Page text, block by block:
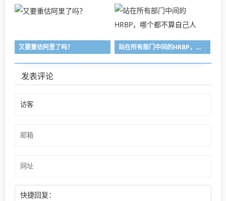
又要重估阿里了吗？ 站在所有部门中间的HRBP，哪个都不算自己人
发表评论
快捷回复：